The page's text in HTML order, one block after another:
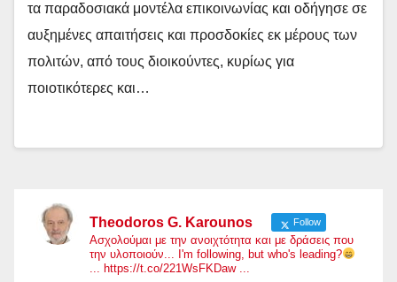
τα παραδοσιακά μοντέλα επικοινωνίας και οδήγησε σε
αυξημένες απαιτήσεις και προσδοκίες εκ μέρους των
πολιτών, από τους διοικούντες, κυρίως για
ποιοτικότερες και…
Theodoros G. Karounos Follow
Ασχολούμαι με την ανοιχτότητα και με δράσεις που
την υλοποιούν... I'm following, but who's leading?
... https://t.co/221WsFKDaw ...